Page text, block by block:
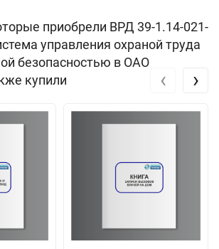
приобрели ВРД 39-1.14-021-
управления охраной труда
безопасностью в ОАО
купили
‹ ›